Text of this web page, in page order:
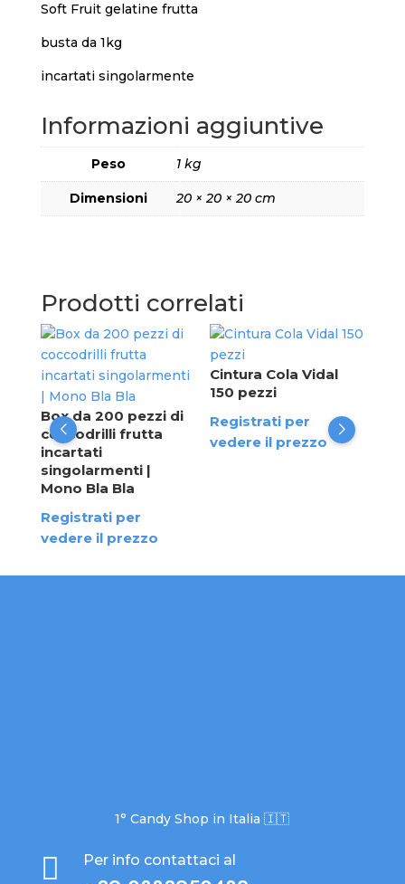
Soft Fruit gelatine frutta
busta da 1kg
incartati singolarmente
Informazioni aggiuntive
Peso 1 kg
Dimensioni 20 × 20 × 20 cm
Prodotti correlati
Box da 200 pezzi di
coccodrilli frutta
incartati
singolarmenti |
Mono Bla Bla
Registrati per
vedere il prezzo
Cintura Cola Vidal
150 pezzi
Registrati per
vedere il prezzo
1° Candy Shop in Italia 🇮🇹
 Per info contattaci al